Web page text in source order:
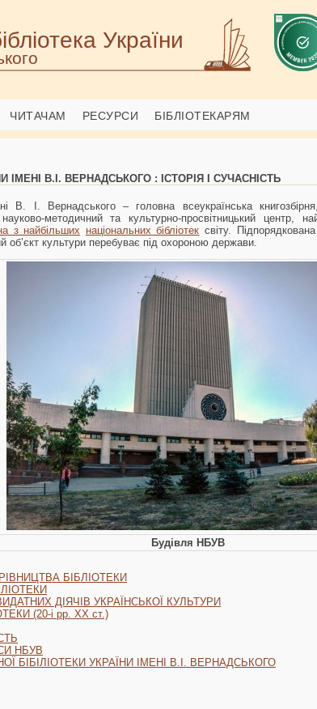
України
ЧИТАЧАМ РЕСУРСИ БІБЛІОТЕКАРЯМ
ІМЕНІ В.І. ВЕРНАДСЬКОГО : ІСТОРІЯ І СУЧАСНІСТЬ
В. І. Вернадського – головна всеукраїнська
методичний та культурно-просвітницький центр,
з найбільших національних бібліотек світу.
об’єкт культури перебуває під охороною держави.
Будівля НБУВ
БІБЛІОТЕКИ
ДІЯЧІВ УКРАЇНСЬКОЇ КУЛЬТУРИ
(20-і рр. ХХ ст.)
НБУВ
БІБІЛІОТЕКИ УКРАЇНИ ІМЕНІ В.І. ВЕРНАДСЬКОГО